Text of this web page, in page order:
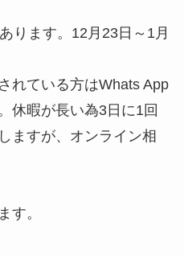
ります。12月23日～1月
れている方はWhats App
休暇が長い為3日に1回
ますが、オンライン相
す。